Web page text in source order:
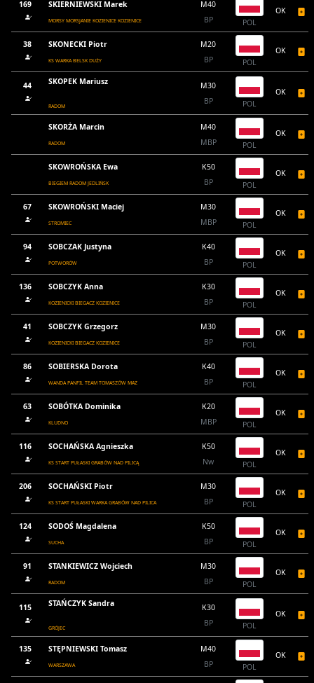
169 SKIERNIEWSKI Marek
MORSY MORSJANIE KOZIENICE KOZIENICE
M40
BP
POL
OK
38 SKONECKI Piotr
KS WARKA BELSK DUŻY
M20
BP
POL
OK
44 SKOPEK Mariusz
RADOM
M30
BP
POL
OK
SKORŻA Marcin
RADOM
M40
MBP
POL
OK
SKOWROŃSKA Ewa
BIEGIEM RADOM JEDLIŃSK
K50
BP
POL
OK
67 SKOWROŃSKI Maciej
STROMIEC
M30
MBP
POL
OK
94 SOBCZAK Justyna
POTWORÓW
K40
BP
POL
OK
136 SOBCZYK Anna
KOZIENICKI BIEGACZ KOZIENICE
K30
BP
POL
OK
41 SOBCZYK Grzegorz
KOZIENICKI BIEGACZ KOZIENICE
M30
BP
POL
OK
86 SOBIERSKA Dorota
WANDA PANFIL TEAM TOMASZÓW MAZ
K40
BP
POL
OK
63 SOBÓTKA Dominika
KLUDNO
K20
MBP
POL
OK
116 SOCHAŃSKA Agnieszka
KS START PUŁASKI GRABÓW NAD PILICĄ
K50
Nw
POL
OK
206 SOCHAŃSKI Piotr
KS START PUŁASKI WARKA GRABÓW NAD PILICA
M30
BP
POL
OK
124 SODOŚ Magdalena
SUCHA
K50
BP
POL
OK
91 STANKIEWICZ Wojciech
RADOM
M30
BP
POL
OK
115 STAŃCZYK Sandra
GRÓJEC
K30
BP
POL
OK
135 STĘPNIEWSKI Tomasz
WARSZAWA
M40
BP
POL
OK